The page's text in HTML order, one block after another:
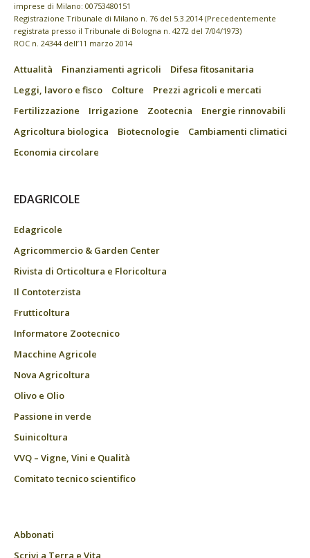
imprese di Milano: 00753480151
Registrazione Tribunale di Milano n. 76 del 5.3.2014 (Precedentemente
registrata presso il Tribunale di Bologna n. 4272 del 7/04/1973)
ROC n. 24344 dell’11 marzo 2014
Attualità Finanziamenti agricoli
Difesa fitosanitaria
Leggi, lavoro e fisco
Colture
Prezzi agricoli e mercati
Fertilizzazione
Irrigazione Zootecnia
Energie rinnovabili
Agricoltura biologica
Biotecnologie
Cambiamenti climatici
Economia circolare
EDAGRICOLE
Edagricole
Agricommercio & Garden Center
Rivista di Orticoltura e Floricoltura
Il Contoterzista
Frutticoltura
Informatore Zootecnico
Macchine Agricole
Nova Agricoltura
Olivo e Olio
Passione in verde
Suinicoltura
VVQ – Vigne, Vini e Qualità
Comitato tecnico scientifico
Abbonati
Scrivi a Terra e Vita